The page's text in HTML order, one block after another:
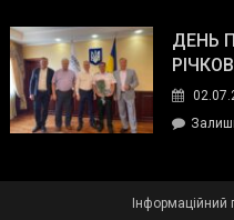
ДЕНЬ
Інформаційний